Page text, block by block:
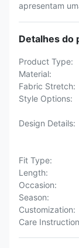
apresentam
Detalhes do
Product Type:
Material:
Fabric Stretch:
Style Options:
Design Details:
Fit Type:
Length:
Occasion:
Season:
Customization:
Care